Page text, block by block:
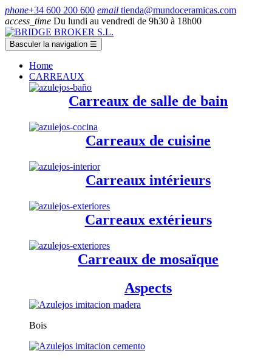
phone+34 600 200 600 email tienda@mundoceramicas.com
access_time Du lundi au vendredi de 9h30 à 18h00
Basculer la navigation ☰
Home
CARREAUX
Carreaux de salle de bain
Carreaux de cuisine
Carreaux intérieurs
Carreaux extérieurs
Carreaux de mosaïque
Aspects
Bois